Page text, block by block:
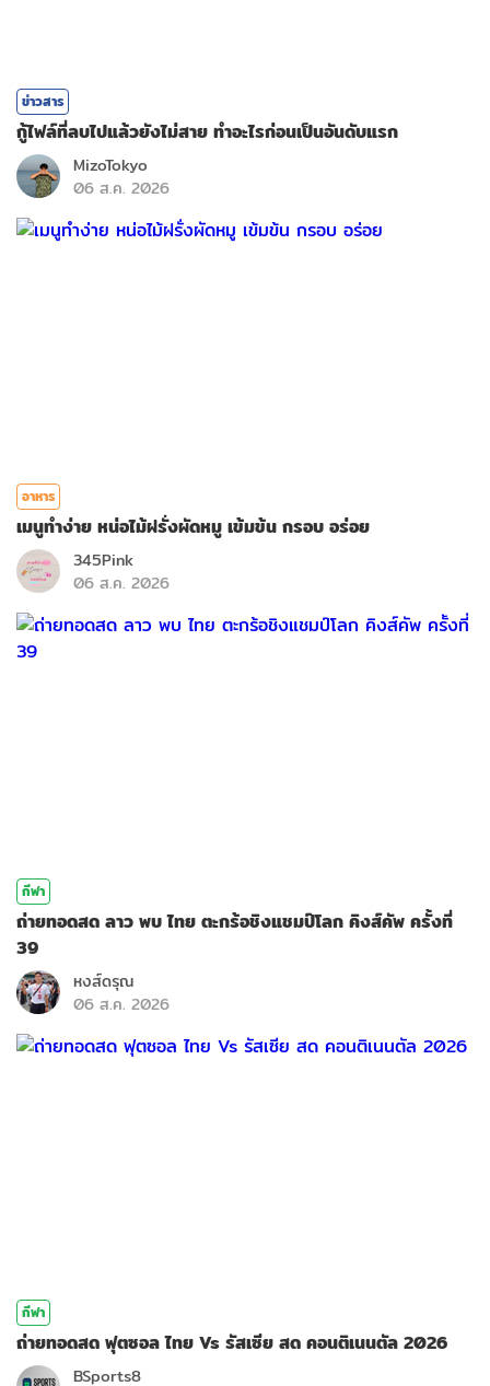
ข่าวสาร
กู้ไฟล์ที่ลบไปแล้วยังไม่สาย ทำอะไรก่อนเป็นอันดับแรก
MizoTokyo
06 ส.ค. 2026
อาหาร
เมนูทำง่าย หน่อไม้ฝรั่งผัดหมู เข้มข้น กรอบ อร่อย
345Pink
06 ส.ค. 2026
กีฬา
ถ่ายทอดสด ลาว พบ ไทย ตะกร้อชิงแชมป์โลก คิงส์คัพ ครั้งที่
39
หงส์ดรุณ
06 ส.ค. 2026
กีฬา
ถ่ายทอดสด ฟุตซอล ไทย Vs รัสเซีย สด คอนติเนนตัล 2026
BSports8